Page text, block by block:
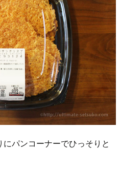
パンコーナーでひっそりと